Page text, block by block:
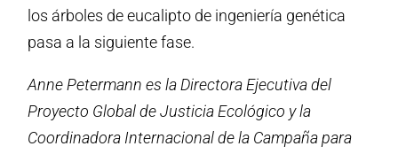
los árboles de eucalipto de ingeniería genética
pasa a la siguiente fase.
Anne Petermann es la Directora Ejecutiva del
Proyecto Global de Justicia Ecológico y la
Coordinadora Internacional de la Campaña para